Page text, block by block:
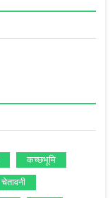
कच्‍छभूमि
चेतावनी